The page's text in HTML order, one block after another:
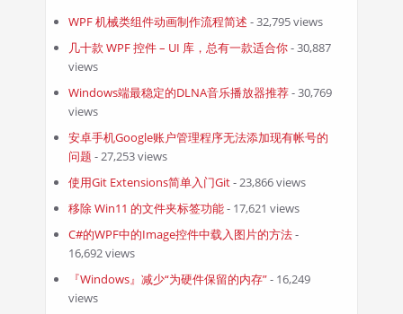
WPF 机械类组件动画制作流程简述 - 32,795 views
几十款 WPF 控件 – UI 库，总有一款适合你- 30,887
views
Windows端最稳定的DLNA音乐播放器推荐- 30,769
views
安卓手机Google账户管理程序无法添加现有帐号的
问题 - 27,253 views
使用Git Extensions简单入门Git- 23,866 views
移除 Win11 的文件夹标签功能- 17,621 views
C#的WPF中的Image控件中载入图片的方法-
16,692 views
『Windows』减少“为硬件保留的内存”- 16,249
views